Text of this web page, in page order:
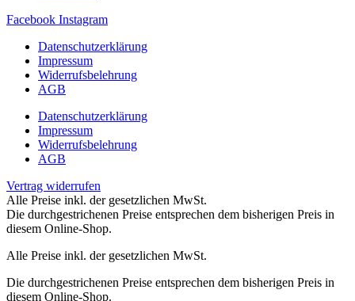
Facebook Instagram
Datenschutzerklärung
Impressum
Widerrufsbelehrung
AGB
Datenschutzerklärung
Impressum
Widerrufsbelehrung
AGB
Vertrag widerrufen
Alle Preise inkl. der gesetzlichen MwSt.
Die durchgestrichenen Preise entsprechen dem bisherigen Preis in
diesem Online-Shop.
Alle Preise inkl. der gesetzlichen MwSt.
Die durchgestrichenen Preise entsprechen dem bisherigen Preis in
diesem Online-Shop.